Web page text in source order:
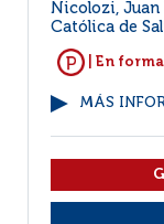
Nicolozi, Juan
Católica de
| En
MÁS